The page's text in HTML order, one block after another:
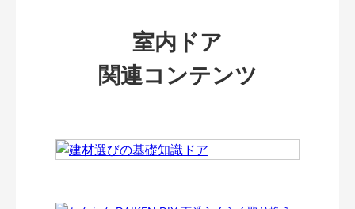
室内ドア
関連コンテンツ